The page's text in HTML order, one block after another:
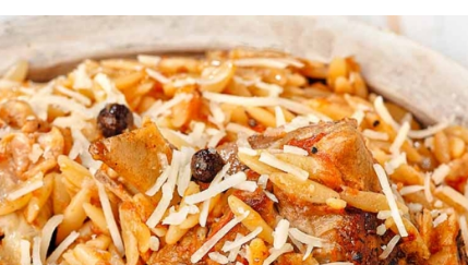
ΠΛΟΥΣΙΑ ΓΕΥΣΗ
γιουβέτσι είναι μια από εκείνες τις συνταγές
την οικογένεια γύρω από ένα τραπέζι
αργοψημένα κομμάτια κρέατος στο φούρνο με
συνοδευόμενα με κάποιο είδος ζυμαρικού,